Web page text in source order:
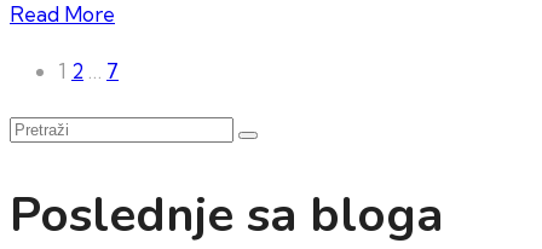
Read More
Paginacija
članaka
1 2 … 7
Pretraži
Poslednje sa bloga